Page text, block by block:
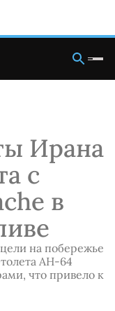
Ирана
с
в
на побережье
AH-64
что привело к